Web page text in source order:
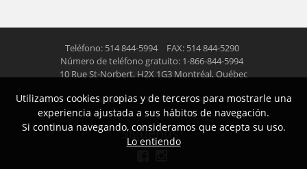
Teléfono: 514 844-5994
FAX: 514 844-5290
Número de teléfono gratuito: 1-866-844-5994
10 Rue St-Norbert, H2X 1G3 Montréal, Québec
© 2026 Las Americas inc. Todos los derechos reservados
Siguenos
Utilizamos cookies propias y de terceros para mostrarle una
experiencia ajustada a sus hábitos de navegación.
Si continua navegando, consideramos que acepta su uso.
Lo entiendo